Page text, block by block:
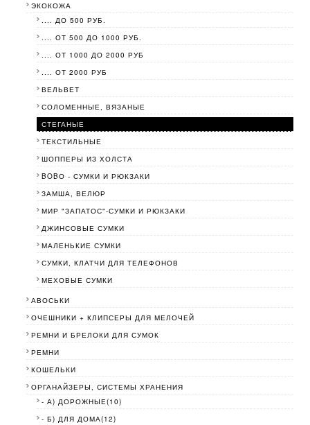
ЭКОКОЖА
.... ДО 500 РУБ.
.... ОТ 500 ДО 1000 РУБ.
.... ОТ 1000 ДО 2000 РУБ
.... ОТ 2000 РУБ
ВЕЛЬВЕТ
СОЛОМЕННЫЕ, ВЯЗАНЫЕ
СТЕГАНЫЕ
ТЕКСТИЛЬНЫЕ
ШОППЕРЫ ИЗ ХОЛСТА
BOBО - СУМКИ И РЮКЗАКИ
ЗАМША, ВЕЛЮР
МИР "ЗАПАТОС"-СУМКИ И РЮКЗАКИ
ДЖИНСОВЫЕ СУМКИ
МАЛЕНЬКИЕ СУМКИ
СУМКИ, КЛАТЧИ ДЛЯ ТЕЛЕФОНОВ
МЕХОВЫЕ СУМКИ
АВОСЬКИ
ОЧЕШНИКИ + КЛИПСЕРЫ ДЛЯ МЕЛОЧЕЙ
РЕМНИ И БРЕЛОКИ ДЛЯ СУМОК
РЕМНИ
КОШЕЛЬКИ
ОРГАНАЙЗЕРЫ, СИСТЕМЫ ХРАНЕНИЯ
- А) ДОРОЖНЫЕ(10)
- Б) ДЛЯ ДОМА(12)